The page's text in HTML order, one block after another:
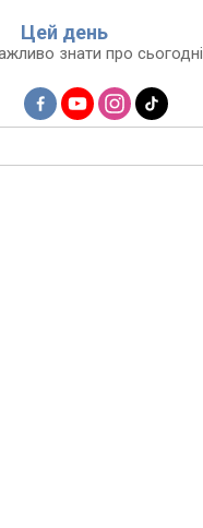
Цей день
знати про сьогодні